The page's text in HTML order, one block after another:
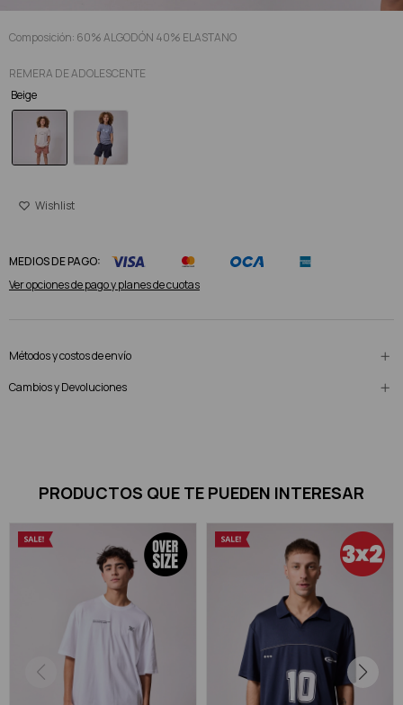
Composición: 60% ALGODÓN 40% ELASTANO
REMERA DE ADOLESCENTE
Beige
MEDIOS DE PAGO:
Ver opciones de pago y planes de cuotas
Métodos y costos de envío
Cambios y Devoluciones
PRODUCTOS QUE TE PUEDEN INTERESAR